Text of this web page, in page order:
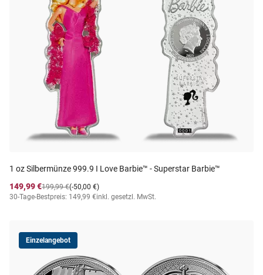
1 oz Silbermünze 999.9 I Love Barbie™ - Superstar Barbie™
149,99 €
(-50,00 €)
199,99 €
30-Tage-Bestpreis: 149,99 €inkl. gesetzl. MwSt.
Einzelangebot